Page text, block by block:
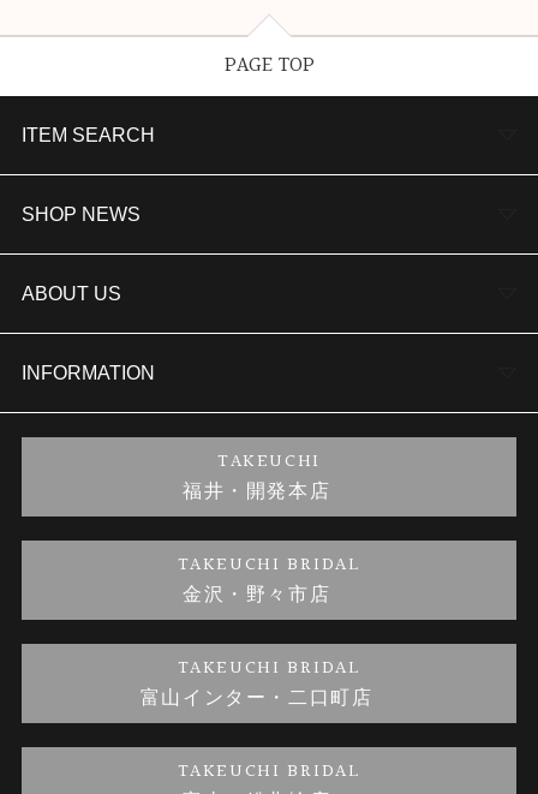
PAGE TOP
ITEM SEARCH
婚約指輪
結婚指輪
セットリング
婚約ネックレス
金・プラチナのお取引
SHOP NEWS
TAKEUCHI BRIDAL金沢本店情報
商品一覧
ブランドリスト
金澤指輪工房｜手作りペアリング
金澤指輪工房｜手作り結婚指輪 and 婚約指輪
金澤指輪工房｜手作り婚約指輪プロポーズプラン
ABOUT US
会社概要
お客様の声
INFORMATION
プライバシーポリシー
TAKEUCHI
福井・開発本店
TAKEUCHI BRIDAL
金沢・野々市店
TAKEUCHI BRIDAL
富山インター・二口町店
TAKEUCHI BRIDAL